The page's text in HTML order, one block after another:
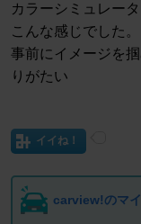
カラーシミュレー
こんな感じでした。
事前にイメージを
りがたい
イイね！
carview!のマ